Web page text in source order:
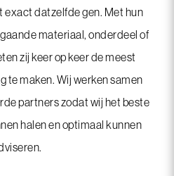
exact datzelfde gen. Met hun
materiaal, onderdeel of
zij keer op keer de meest
te maken. Wij werken samen
partners zodat wij het beste
halen en optimaal kunnen